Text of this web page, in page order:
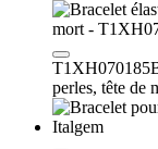
T1XH070185
perles, tête de